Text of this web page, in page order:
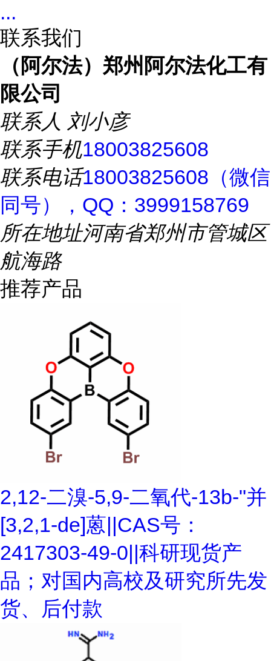
...
联系我们
（阿尔法）郑州阿尔法化工有
限公司
联系人 刘小彦
联系手机18003825608
联系电话18003825608（微信
同号），QQ：3999158769
所在地址河南省郑州市管城区
航海路
推荐产品
2,12-二溴-5,9-二氧代-13b-"并
[3,2,1-de]蒽||CAS号：
2417303-49-0||科研现货产
品；对国内高校及研究所先发
货、后付款